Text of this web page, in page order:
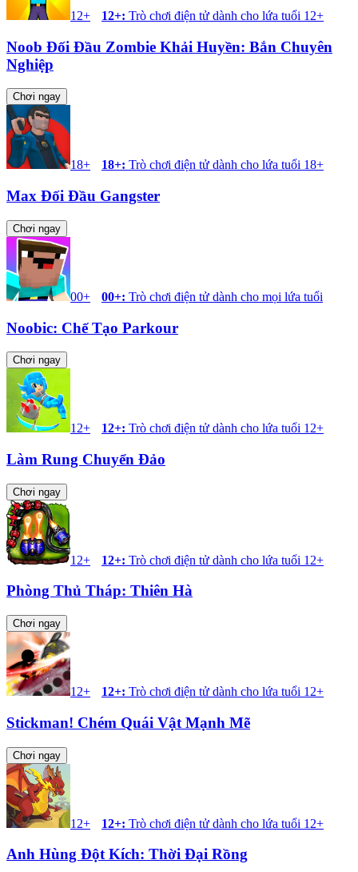
12+ 12+: Trò chơi điện tử dành cho lứa tuổi 12+
Noob Đối Đầu Zombie Khải Huyền: Bắn Chuyên
Nghiệp
Chơi ngay
18+ 18+: Trò chơi điện tử dành cho lứa tuổi 18+
Max Đối Đầu Gangster
Chơi ngay
00+ 00+: Trò chơi điện tử dành cho mọi lứa tuổi
Noobic: Chế Tạo Parkour
Chơi ngay
12+ 12+: Trò chơi điện tử dành cho lứa tuổi 12+
Làm Rung Chuyển Đảo
Chơi ngay
12+ 12+: Trò chơi điện tử dành cho lứa tuổi 12+
Phòng Thủ Tháp: Thiên Hà
Chơi ngay
12+ 12+: Trò chơi điện tử dành cho lứa tuổi 12+
Stickman! Chém Quái Vật Mạnh Mẽ
Chơi ngay
12+ 12+: Trò chơi điện tử dành cho lứa tuổi 12+
Anh Hùng Đột Kích: Thời Đại Rồng